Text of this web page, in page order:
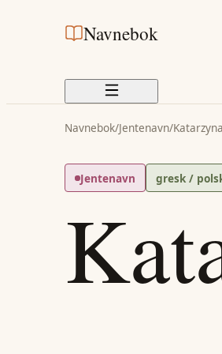
Navnebok
Navnebok/Jentenavn/Katarzyna
Jentenavn gresk /